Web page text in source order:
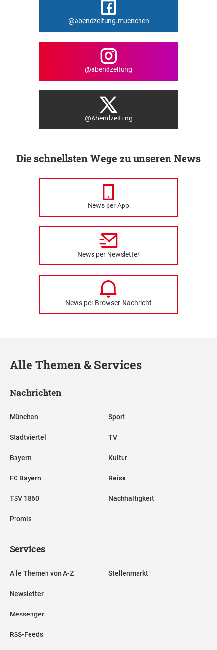
@abendzeitung.muenchen
@abendzeitung
@Abendzeitung
Die schnellsten Wege zu unseren News
News per App
News per Newsletter
News per Browser-Nachricht
Alle Themen & Services
Nachrichten
München
Stadtviertel
Bayern
FC Bayern
TSV 1860
Promis
Sport
TV
Kultur
Reise
Nachhaltigkeit
Services
Alle Themen von A-Z
Newsletter
Messenger
RSS-Feeds
Stellenmarkt